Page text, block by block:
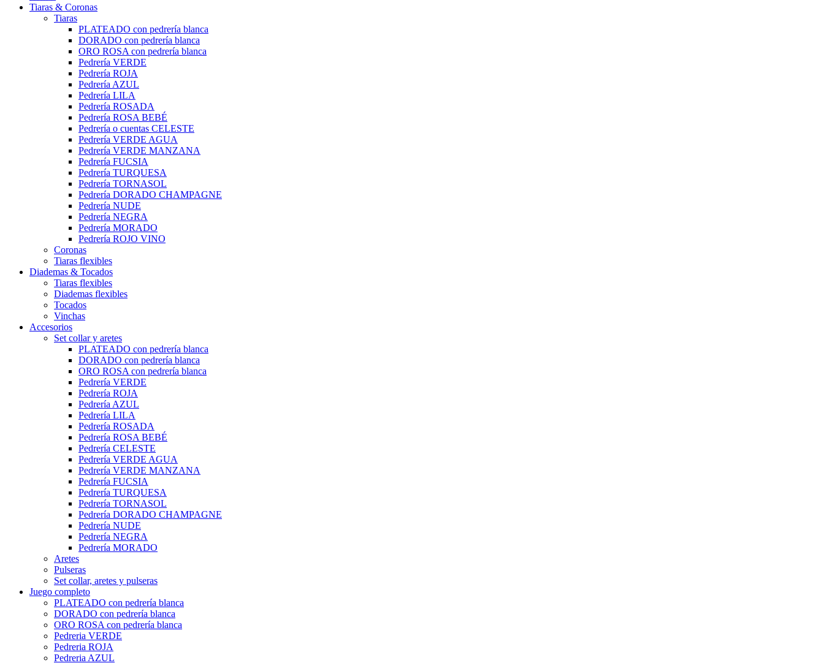
Tiaras & Coronas
Tiaras
PLATEADO con pedrería blanca
DORADO con pedrería blanca
ORO ROSA con pedrería blanca
Pedrería VERDE
Pedrería ROJA
Pedrería AZUL
Pedrería LILA
Pedrería ROSADA
Pedrería ROSA BEBÉ
Pedrería o cuentas CELESTE
Pedrería VERDE AGUA
Pedrería VERDE MANZANA
Pedrería FUCSIA
Pedrería TURQUESA
Pedrería TORNASOL
Pedrería DORADO CHAMPAGNE
Pedrería NUDE
Pedrería NEGRA
Pedrería MORADO
Pedrería ROJO VINO
Coronas
Tiaras flexibles
Diademas & Tocados
Tiaras flexibles
Diademas flexibles
Tocados
Vinchas
Accesorios
Set collar y aretes
PLATEADO con pedrería blanca
DORADO con pedrería blanca
ORO ROSA con pedrería blanca
Pedrería VERDE
Pedrería ROJA
Pedrería AZUL
Pedrería LILA
Pedrería ROSADA
Pedrería ROSA BEBÉ
Pedrería CELESTE
Pedrería VERDE AGUA
Pedrería VERDE MANZANA
Pedrería FUCSIA
Pedrería TURQUESA
Pedrería TORNASOL
Pedrería DORADO CHAMPAGNE
Pedrería NUDE
Pedrería NEGRA
Pedrería MORADO
Aretes
Pulseras
Set collar, aretes y pulseras
Juego completo
PLATEADO con pedrería blanca
DORADO con pedrería blanca
ORO ROSA con pedrería blanca
Pedreria VERDE
Pedreria ROJA
Pedreria AZUL